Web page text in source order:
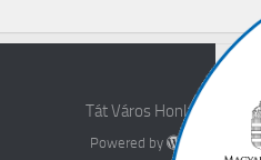
Tát Város Honlapja ©
Powered by - Designed